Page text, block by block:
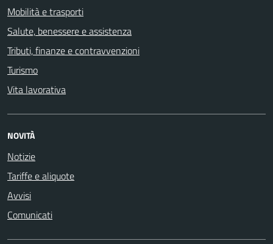
Mobilità e trasporti
Salute, benessere e assistenza
Tributi, finanze e contravvenzioni
Turismo
Vita lavorativa
NOVITÀ
Notizie
Tariffe e aliquote
Avvisi
Comunicati